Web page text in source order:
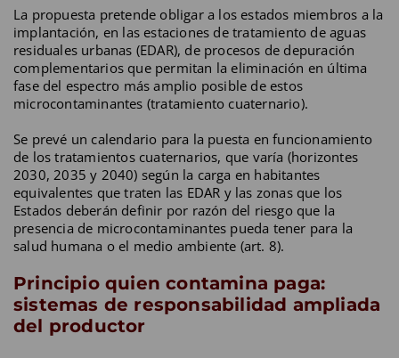
La propuesta pretende obligar a los estados miembros a la
implantación, en las estaciones de tratamiento de aguas
residuales urbanas (EDAR), de procesos de depuración
complementarios que permitan la eliminación en última
fase del espectro más amplio posible de estos
microcontaminantes (tratamiento cuaternario).
Se prevé un calendario para la puesta en funcionamiento
de los tratamientos cuaternarios, que varía (horizontes
2030, 2035 y 2040) según la carga en habitantes
equivalentes que traten las EDAR y las zonas que los
Estados deberán definir por razón del riesgo que la
presencia de microcontaminantes pueda tener para la
salud humana o el medio ambiente (art. 8).
Principio quien contamina paga:
sistemas de responsabilidad ampliada
del productor